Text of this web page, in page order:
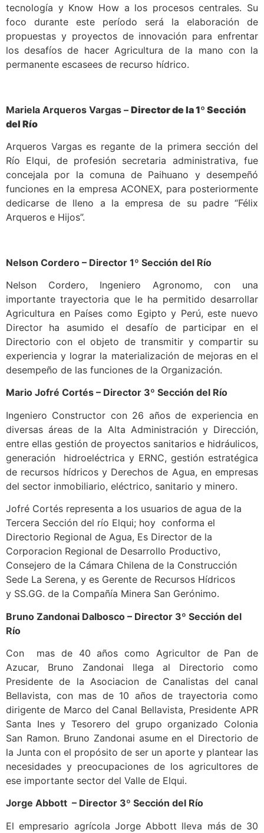
tecnología y Know How a los procesos centrales. Su
foco durante este período será la elaboración de
propuestas y proyectos de innovación para enfrentar
los desafíos de hacer Agricultura de la mano con la
permanente escasees de recurso hídrico.
Mariela Arqueros Vargas – Director de la 1º Sección
del Río
Arqueros Vargas es regante de la primera sección del
Río Elqui, de profesión secretaria administrativa, fue
concejala por la comuna de Paihuano y desempeñó
funciones en la empresa ACONEX, para posteriormente
dedicarse de lleno a la empresa de su padre “Félix
Arqueros e Hijos”.
Nelson Cordero – Director 1º Sección del Río
Nelson Cordero, Ingeniero Agronomo, con una
importante trayectoria que le ha permitido desarrollar
Agricultura en Países como Egipto y Perú, este nuevo
Director ha asumido el desafío de participar en el
Directorio con el objeto de transmitir y compartir su
experiencia y lograr la materialización de mejoras en el
desempeño de las funciones de la Organización.
Mario Jofré Cortés – Director 3º Sección del Río
Ingeniero Constructor con 26 años de experiencia en
diversas áreas de la Alta Administración y Dirección,
entre ellas gestión de proyectos sanitarios e hidráulicos,
generación hidroeléctrica y ERNC, gestión estratégica
de recursos hídricos y Derechos de Agua, en empresas
del sector inmobiliario, eléctrico, sanitario y minero.
Jofré Cortés representa a los usuarios de agua de la
Tercera Sección del río Elqui; hoy conforma el
Directorio Regional de Agua, Es Director de la
Corporacion Regional de Desarrollo Productivo,
Consejero de la Cámara Chilena de la Construcción
Sede La Serena, y es Gerente de Recursos Hídricos
y SS.GG. de la Compañía Minera San Gerónimo.
Bruno Zandonai Dalbosco – Director 3º Sección del
Río
Con mas de 40 años como Agricultor de Pan de
Azucar, Bruno Zandonai llega al Directorio como
Presidente de la Asociacion de Canalistas del canal
Bellavista, con mas de 10 años de trayectoria como
dirigente de Marco del Canal Bellavista, Presidente APR
Santa Ines y Tesorero del grupo organizado Colonia
San Ramon. Bruno Zandonai asume en el Directorio de
la Junta con el propósito de ser un aporte y plantear las
necesidades y preocupaciones de los agricultores de
ese importante sector del Valle de Elqui.
Jorge Abbott – Director 3º Sección del Río
El empresario agrícola Jorge Abbott lleva más de 30